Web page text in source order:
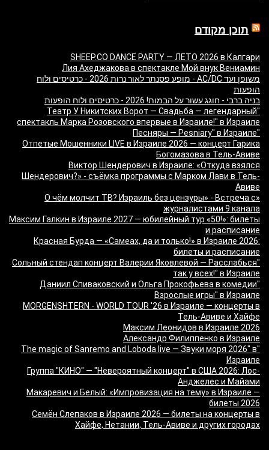
תוכן מקודם
SHEEP.CO DANCE PARTY — ЛЕТО 2026 в Калгари
Лия Ахеджакова в спектакле Мой внук Вениамин
משופן ועד AC/DC - מופע פסנתר לאור נרות 2026 - כרטיסים ולוח
הופעות
בניה ברבי - חוגג עשור על הבמות! 2026 - כרטיסים ולוח הופעות
"Театр У Никитских Ворот — Свадьба — легендарный
спектакль Марка Розовского впервые в Израиле!" в Израиле
"Песняры — Pesniary" в Израиле
Отпетые Мошенники LIVE в Израиле 2026 — концерт Гарика
Богомазова в Тель-Авиве
Виктор Шендерович в Израиле: «Откуда взялся
Шендерович?» - съёмка программы с Марком Лави в Тель-
Авиве
«О чём молчит ТВ? Израиль без цензуры» - Встреча с
журналистами 9 канала
Максим Галкин в Израиле 2027 — юбилейный тур «50!»: билеты
и расписание
Красная Бурда — «Самеах, да и только!» в Израиле 2026:
билеты и расписание
"Сольный стендап концерт Валерии Яковлевой — Расслабься
так у всех!" в Израиле
"Даниил Спиваковский и Ольга Прокофьева в комедии
Взрослые игры" в Израиле
MORGENSHTERN - WORLD TOUR '26 в Израиле — концерты в
Тель-Авиве и Хайфе
Максим Леонидов в Израиле 2026
Александр Филиппенко в Израиле
"The magic of Sanremo and Loboda live — Звуки моря 2026" в
Израиле
Группа "КИНО" — "Невероятный концерт" в США 2026: Лос-
Анджелес и Майами
Макаревич и Белый: «Импровизация на тему» в Израиле —
билеты 2026
Семён Слепаков в Израиле 2026 — билеты на концерты в
Хайфе, Нетании, Тель-Авиве и других городах